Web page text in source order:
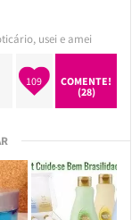
, usei e amei
109
COMENTE!
(28)